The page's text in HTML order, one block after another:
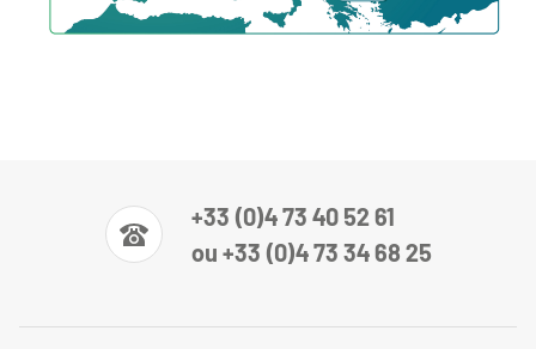
+33 (0)4 73 40 52 61
ou +33 (0)4 73 34 68 25